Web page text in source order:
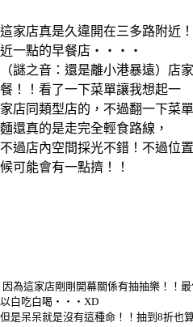
這家店真是久違開在三多路附近
近一點的早餐店‧‧‧‧
（謎之音：還是離小港暴遠）店
餐！！看了一下菜單讓我想起一
家店同類型店的，不過翻一下菜
麵還真的是走完全輕食路線，
不過店內空間採光不錯！不過位
候可能會有一點擠！！
因為這家店剛剛開幕關係有抽抽樂！！
以白吃白喝‧‧‧XD
但是呆呆就是沒有這種命！！抽到8